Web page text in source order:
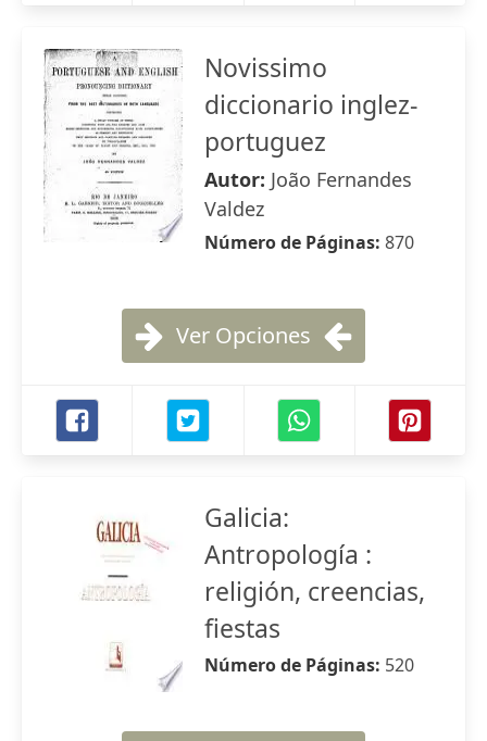
Novissimo
diccionario inglez-
portuguez
Autor: João Fernandes
Valdez
Número de Páginas: 870
Ver Opciones
Galicia:
Antropología :
religión, creencias,
fiestas
Número de Páginas: 520